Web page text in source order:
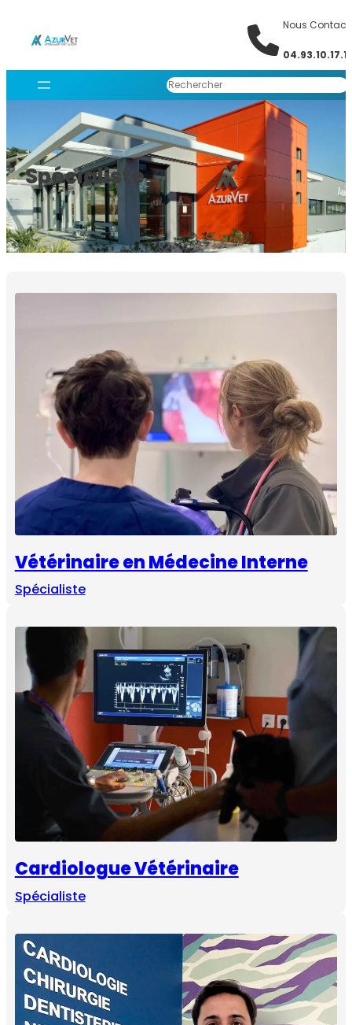
contenu
Nous
Rechercher
Spécialiste
Vétérinaire en Médecine Interne
Spécialiste
Cardiologue Vétérinaire
Spécialiste